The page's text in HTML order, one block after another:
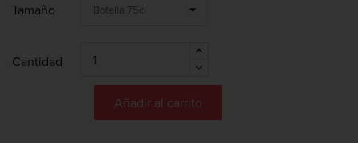
Tamaño
Cantidad
Añadir al carrito